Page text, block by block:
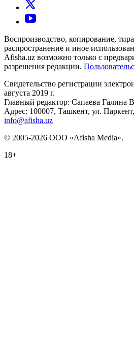
Воспроизводство, копирование,
распространение и иное
Afisha.uz возможно только с
разрешения редакции.
Свидетельство регистрации
августа 2019 г.
Главный редактор: Сапаева Галина
Адрес: 100007, Ташкент, ул.
info@afisha.uz
© 2005-2026 ООО «Afisha Media».
18+